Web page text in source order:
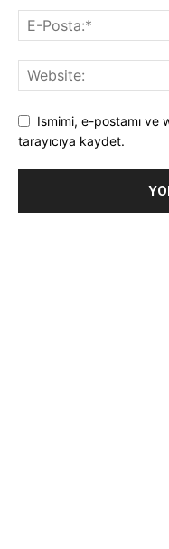
Ismimi, e-postamı ve
tarayıcıya kaydet.